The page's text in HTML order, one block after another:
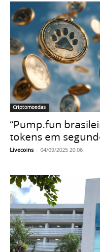
Criptomoedas
“Pump.fun
tokens em
Livecoins - 04/09/2025 20:06